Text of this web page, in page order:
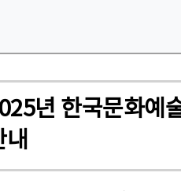
년 한국문화예
내